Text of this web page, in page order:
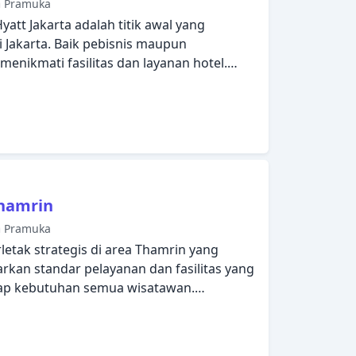
Anda di Jakarta tak terlupakan.
Pramuka
Jakarta adalah titik awal yang
Baik pebisnis maupun
fasilitas dan layanan hotel.
untuk tamu dengan kebutuhan
mobil, layanan kamar dapat
didesain dengan elegan dan
berguna. Beristirahatlah setelah
hot tub, pusat kebugaran, sauna,
Temukan semua yang Jakarta
Hyatt Jakarta sebagai tempat
Pramuka
strategis di area Thamrin yang
standar pelayanan dan fasilitas yang
kebutuhan semua wisatawan.
jam, WiFi gratis di semua kamar,
harian, resepsionis 24 jam yang
untuk memberikan tingkat